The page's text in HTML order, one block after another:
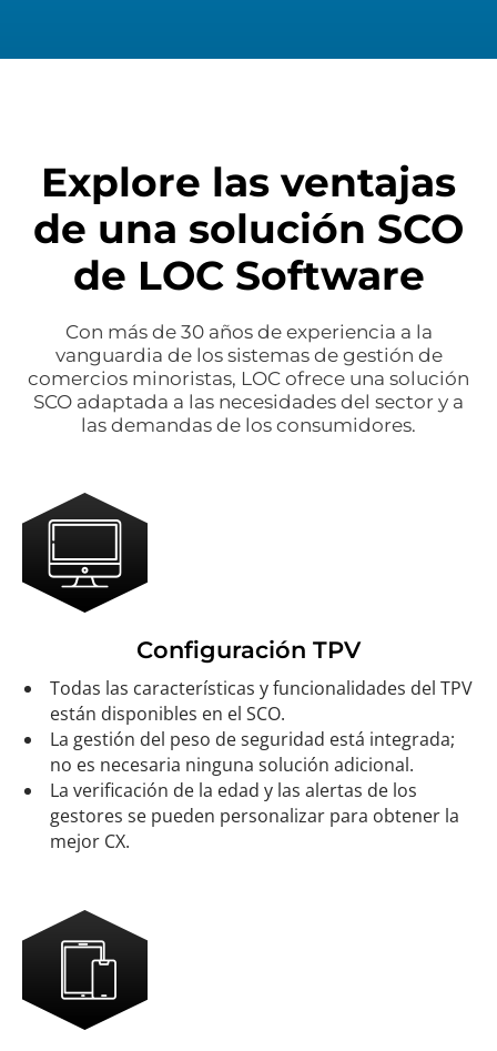
Explore las ventajas
de una solución SCO
de LOC Software
Con más de 30 años de experiencia a la
vanguardia de los sistemas de gestión de
comercios minoristas, LOC ofrece una solución
SCO adaptada a las necesidades del sector y a
las demandas de los consumidores.
Configuración TPV
Todas las características y funcionalidades del TPV
están disponibles en el SCO.
La gestión del peso de seguridad está integrada;
no es necesaria ninguna solución adicional.
La verificación de la edad y las alertas de los
gestores se pueden personalizar para obtener la
mejor CX.